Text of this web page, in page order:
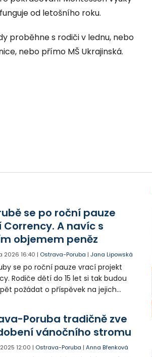
od letošního roku.
proběhne s rodiči v lednu, nebo
nebo přímo MŠ Ukrajinská.
se po roční pauze
A navíc s
objemem peněz
2026 16:40 | Ostrava-Poruba |Jana Lipowská
se po roční pauze vrací projekt
Rodiče dětí do 15 let si tak budou
požádat o příspěvek na jejich
Poruba tradičně zve
vánočního stromu
12:00 | Ostrava-Poruba |Anna Břenková